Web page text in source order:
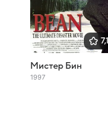
7,1
Мистер Бин
1997